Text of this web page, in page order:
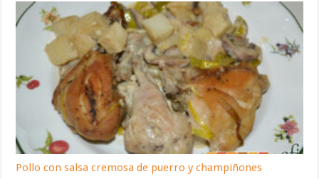
Pollo con salsa cremosa de puerro y champiñones